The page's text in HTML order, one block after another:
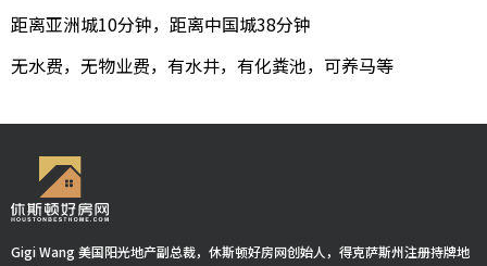
距离亚洲城10分钟，距离中国城38分钟
无水费，无物业费，有水井，有化粪池，可养马等
Gigi Wang 美国阳光地产副总裁，休斯顿好房网创始人，得克萨斯州注册持牌地